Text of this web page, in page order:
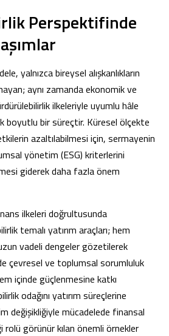
Perspektifinde
yalnızca bireysel alışkanlıkların
aynı zamanda ekonomik ve
ilkeleriyle uyumlu hâle
boyutlu bir süreçtir. Küresel ölçekte
azaltılabilmesi için, sermayenin
yönetim (ESG) kriterlerini
giderek daha fazla önem
ilkeleri doğrultusunda
temalı yatırım araçları; hem
vadeli dengeler gözetilerek
çevresel ve toplumsal sorumluluk
içinde güçlenmesine katkı
odağını yatırım süreçlerine
değişikliğiyle mücadelede finansal
görünür kılan önemli örnekler